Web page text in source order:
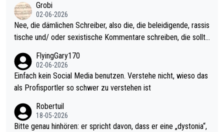
ohl wenig WDF Turniere spielen. Dies war bei Archie Self letzt
es Jahr der Fall. Er musste als amtierender Weltmeister durch
den Qualifier und ich glaube kaum, dass Mitchel sich das (in Ve
el hat.
Grobi
02-06-2026
Nee, die dämlichen Schreiber, also die, die beleidigende, rassis
tische und/ oder sexistische Kommentare schreiben, die sollte
s Leben in den Griff kriegen. Nur eins wundert mich: Luke Little
r war doch neulich erst derjenige, der über Social Media GvV p
rovoziert hat. Und Littlers Mutter schießt öfters mal gegen Ric
FlyingGary170
02-06-2026
Einfach kein Social Media benutzen. Verstehe nicht, wieso das
als Profisportler so schwer zu verstehen ist
Robertuil
18-05-2026
Bitte genau hinhören: er spricht davon, dass er eine „dystonia“,